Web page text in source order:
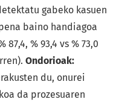
gabeko kasuen
baino handiagoa
87,4, % 93,4 vs % 73,0
Ondorioak:
du, onurei
da prozesuaren